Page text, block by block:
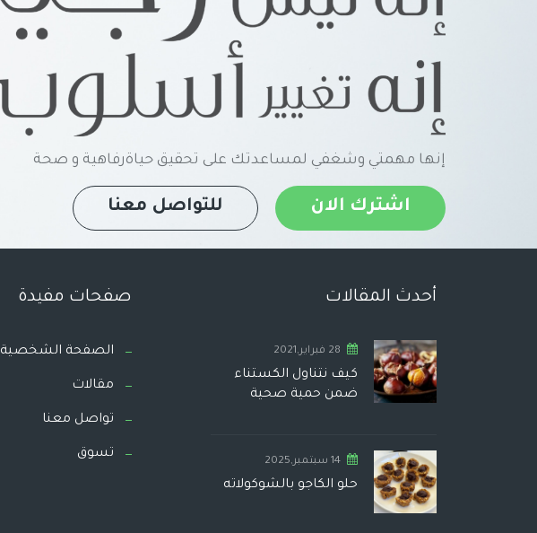
إنها مهمتي وشغفي لمساعدتك على تحقيق حياةرفاهية و صحة
اشترك الان للتواصل معنا
أحدث المقالات
28 فبراير,2021
كيف نتناول الكستناء
ضمن حمية صحية
14 سبتمبر,2025
حلو الكاجو بالشوكولاته
صفحات مفيدة
الصفحة الشخصية
مقالات
تواصل معنا
تسوق